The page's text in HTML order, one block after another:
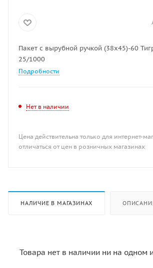
Пакет с вырубной ручкой (38х45)-60
25/1000
Подробности
Нет в наличии
Цена действительна только для интернет-
отличаться от цен в розничных магазинах
НАЛИЧИЕ В МАГАЗИНАХ
Товара нет в наличии ни на одном